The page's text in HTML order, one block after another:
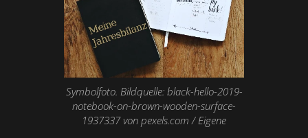
Symbolfoto. Bildquelle: black-hello-2019-
notebook-on-brown-wooden-surface-
1937337 von pexels.com / Eigene